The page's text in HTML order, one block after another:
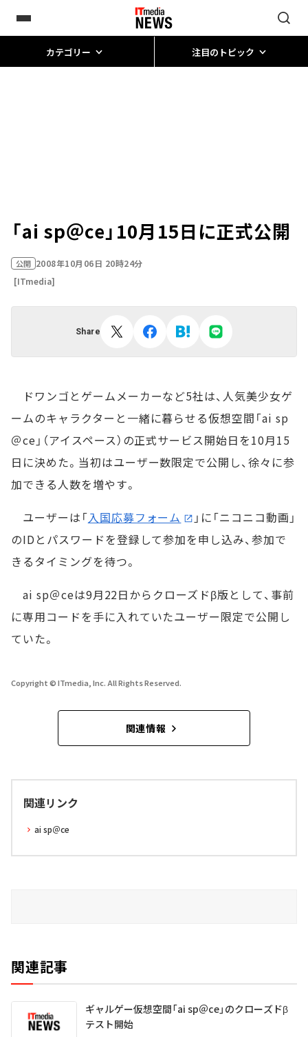
カテゴリー 注目のトピック
「ai sp＠ce」10月15日に正式公開
公開 2008年10月06日 20時24分
[ITmedia]
Share
ドワンゴとゲームメーカーなど5社は、人気美少女ゲ
ームのキャラクターと一緒に暮らせる仮想空間「ai sp
＠ce」（アイスペース）の正式サービス開始日を10月15
日に決めた。当初はユーザー数限定で公開し、徐々に参
加できる人数を増やす。
ユーザーは「入国応募フォーム
」に「ニコニコ動画」
のIDとパスワードを登録して参加を申し込み、参加で
きるタイミングを待つ。
ai sp＠ceは9月22日からクローズドβ版として、事前
に専用コードを手に入れていたユーザー限定で公開し
ていた。
Copyright © ITmedia, Inc. All Rights Reserved.
関連情報
関連リンク
ai sp＠ce
関連記事
ギャルゲー仮想空間「ai sp＠ce」のクローズドβ
テスト開始